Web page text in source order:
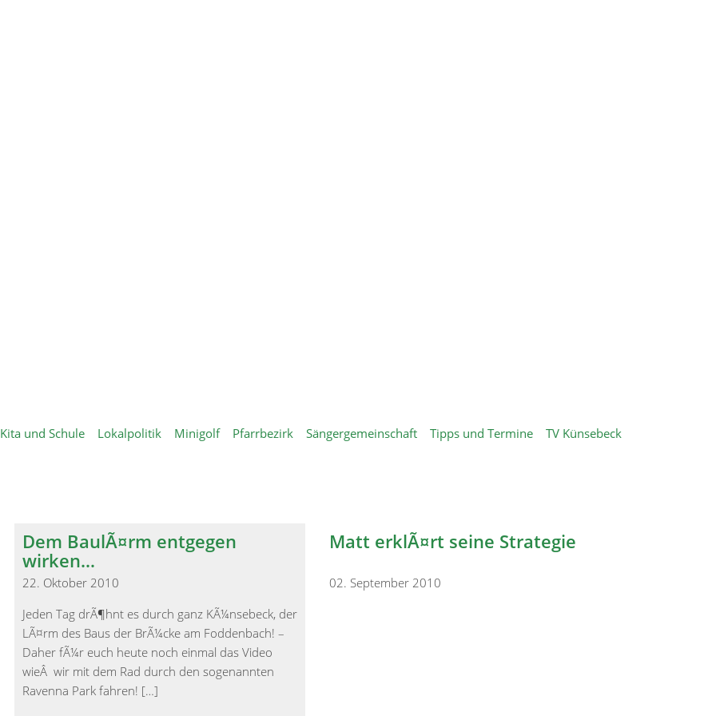
Kita und Schule Lokalpolitik Minigolf Pfarrbezirk Sängergemeinschaft Tipps und Termine
TV Künsebeck
Dem BaulÃ¤rm entgegen
wirken…
22. Oktober 2010
Jeden Tag drÃ¶hnt es durch ganz KÃ¼nsebeck, der
LÃ¤rm des Baus der BrÃ¼cke am Foddenbach! –
Daher fÃ¼r euch heute noch einmal das Video
wieÂ wir mit dem Rad durch den sogenannten
Ravenna Park fahren! […]
Matt erklÃ¤rt seine Strategie
02. September 2010